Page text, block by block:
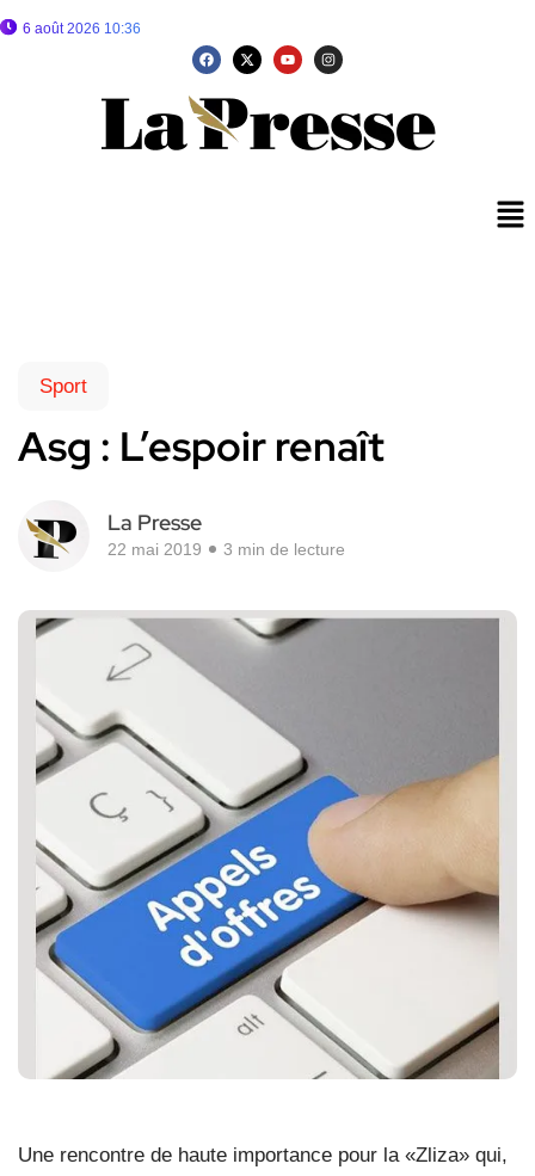
6 août 2026 10:36
Sport
Asg : L’espoir renaît
La Presse
22 mai 2019 3 min de lecture
Une rencontre de haute importance pour la «Zliza» qui,